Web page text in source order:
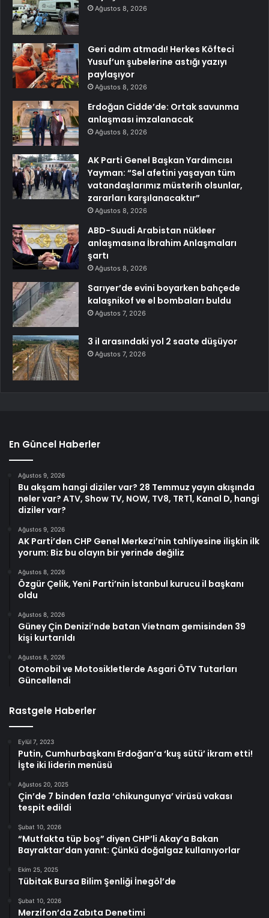
Ağustos 8, 2026
Geri adım atmadı! Herkes Köfteci
Yusuf’un şubelerine astığı yazıyı
paylaşıyor
Ağustos 8, 2026
Erdoğan Cidde’de: Ortak savunma
anlaşması imzalanacak
Ağustos 8, 2026
AK Parti Genel Başkan Yardımcısı
Yayman: “Sel afetini yaşayan tüm
vatandaşlarımız müsterih olsunlar,
zararları karşılanacaktır”
Ağustos 8, 2026
ABD-Suudi Arabistan nükleer
anlaşmasına İbrahim Anlaşmaları
şartı
Ağustos 8, 2026
Sarıyer’de evini boyarken bahçede
kalaşnikof ve el bombaları buldu
Ağustos 7, 2026
3 il arasındaki yol 2 saate düşüyor
Ağustos 7, 2026
En Güncel Haberler
Ağustos 9, 2026
Bu akşam hangi diziler var? 28 Temmuz yayın akışında
neler var? ATV, Show TV, NOW, TV8, TRT1, Kanal D, hangi
diziler var?
Ağustos 9, 2026
AK Parti’den CHP Genel Merkezi’nin tahliyesine ilişkin ilk
yorum: Biz bu olayın bir yerinde değiliz
Ağustos 8, 2026
Özgür Çelik, Yeni Parti’nin İstanbul kurucu il başkanı
oldu
Ağustos 8, 2026
Güney Çin Denizi’nde batan Vietnam gemisinden 39
kişi kurtarıldı
Ağustos 8, 2026
Otomobil ve Motosikletlerde Asgari ÖTV Tutarları
Güncellendi
Rastgele Haberler
Eylül 7, 2023
Putin, Cumhurbaşkanı Erdoğan’a ‘kuş sütü’ ikram etti!
İşte iki liderin menüsü
Ağustos 20, 2025
Çin’de 7 binden fazla ‘chikungunya’ virüsü vakası
tespit edildi
Şubat 10, 2026
“Mutfakta tüp boş” diyen CHP’li Akay’a Bakan
Bayraktar’dan yanıt: Çünkü doğalgaz kullanıyorlar
Ekim 25, 2025
Tübitak Bursa Bilim Şenliği İnegöl’de
Şubat 10, 2026
Merzifon’da Zabıta Denetimi